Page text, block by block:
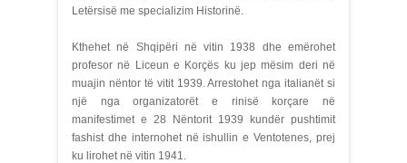
Letërsisë me specializim Historinë.
Kthehet në Shqipëri në vitin 1938 dhe emërohet
profesor në Liceun e Korçës ku jep mësim deri në
muajin nëntor të vitit 1939. Arrestohet nga italianët si
një nga organizatorët e rinisë korçare në
manifestimet e 28 Nëntorit 1939 kundër pushtimit
fashist dhe internohet në ishullin e Ventotenes, prej
ku lirohet në vitin 1941.